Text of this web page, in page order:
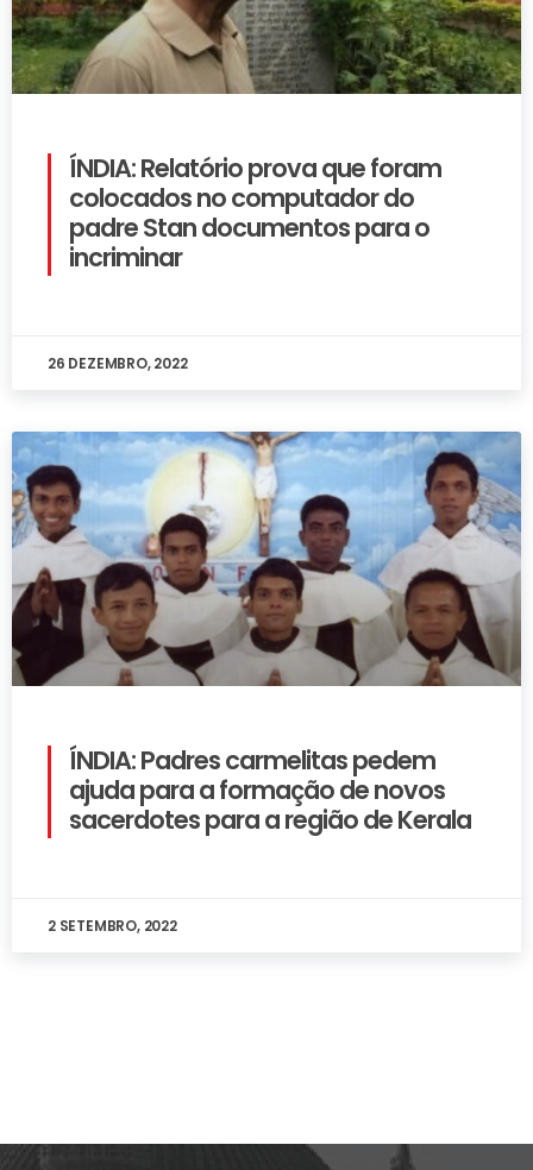
ÍNDIA: Relatório prova que foram
colocados no computador do
padre Stan documentos para o
incriminar
26 DEZEMBRO, 2022
ÍNDIA: Padres carmelitas pedem
ajuda para a formação de novos
sacerdotes para a região de Kerala
2 SETEMBRO, 2022